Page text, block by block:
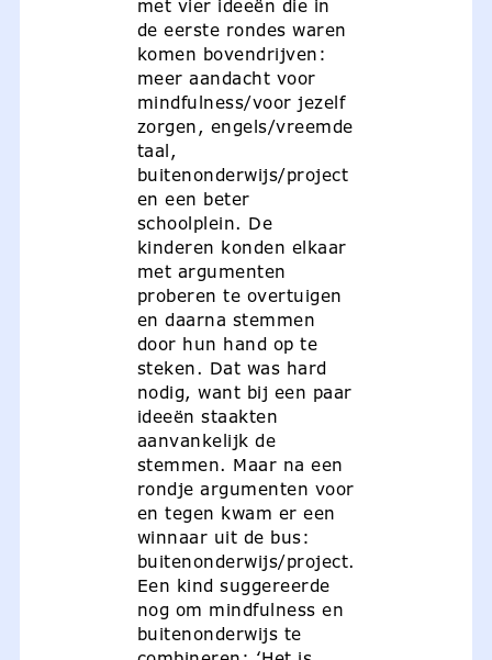
met vier ideeën die in
de eerste rondes waren
komen bovendrijven:
meer aandacht voor
mindfulness/voor jezelf
zorgen, engels/vreemde
taal,
buitenonderwijs/project
en een beter
schoolplein. De
kinderen konden elkaar
met argumenten
proberen te overtuigen
en daarna stemmen
door hun hand op te
steken. Dat was hard
nodig, want bij een paar
ideeën staakten
aanvankelijk de
stemmen. Maar na een
rondje argumenten voor
en tegen kwam er een
winnaar uit de bus:
buitenonderwijs/project.
Een kind suggereerde
nog om mindfulness en
buitenonderwijs te